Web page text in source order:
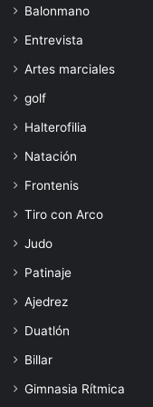
Balonmano
Entrevista
Artes marciales
golf
Halterofilia
Natación
Frontenis
Tiro con Arco
Judo
Patinaje
Ajedrez
Duatlón
Billar
Gimnasia Rítmica